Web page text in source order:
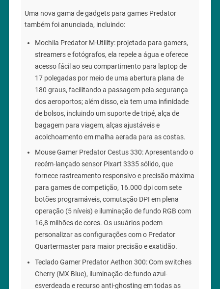
Uma nova gama de gadgets para games Predator
também foi anunciada, incluindo:
Mochila Predator M-Utility: projetada para gamers,
streamers e fotógrafos, ela repele a água e oferece
acesso fácil ao seu compartimento para laptop de
17 polegadas por meio de uma abertura plana de
180 graus, facilitando a passagem pela segurança
dos aeroportos; além disso, ela tem uma infinidade
de bolsos, incluindo um suporte de tripé, alça de
bagagem para viagem, alças ajustáveis e
acolchoamento em malha aerada para as costas.
Mouse Gamer Predator Cestus 330: Apresentando o
recém-lançado sensor Pixart 3335 sólido, que
fornece rastreamento responsivo e precisão máxima
para games de competição, 16.000 dpi com sete
botões programáveis, comutação DPI em plena
operação (5 níveis) e iluminação de fundo RGB com
16,8 milhões de cores. Os usuários podem
personalizar as configurações com o Predator
Quartermaster para maior precisão e exatidão.
Teclado Gamer Predator Aethon 300: Com switches
Cherry (MX Blue), iluminação de fundo azul-
esverdeada e recurso anti-ghosting em todas as